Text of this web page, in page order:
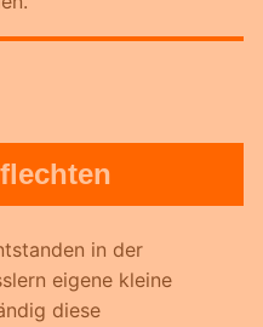
in der
eigene kleine
diese